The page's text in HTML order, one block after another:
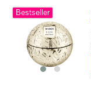
Bestseller